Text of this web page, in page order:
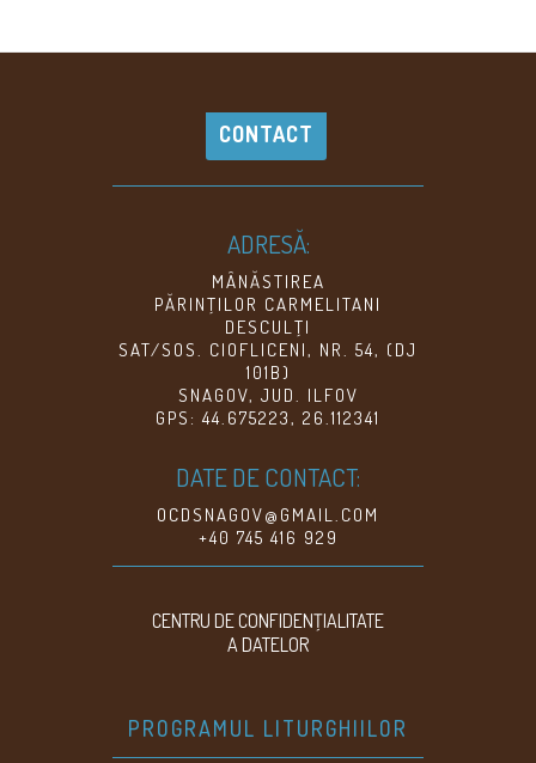
CONTACT
ADRESĂ:
MÂNĂSTIREA
PĂRINŢILOR CARMELITANI
DESCULŢI
SAT/SOS. CIOFLICENI, NR. 54, (DJ
101B)
SNAGOV, JUD. ILFOV
GPS: 44.675223, 26.112341
DATE DE CONTACT:
OCDSNAGOV@GMAIL.COM
+40 745 416 929
CENTRU DE CONFIDENŢIALITATE
A DATELOR
PROGRAMUL LITURGHIILOR